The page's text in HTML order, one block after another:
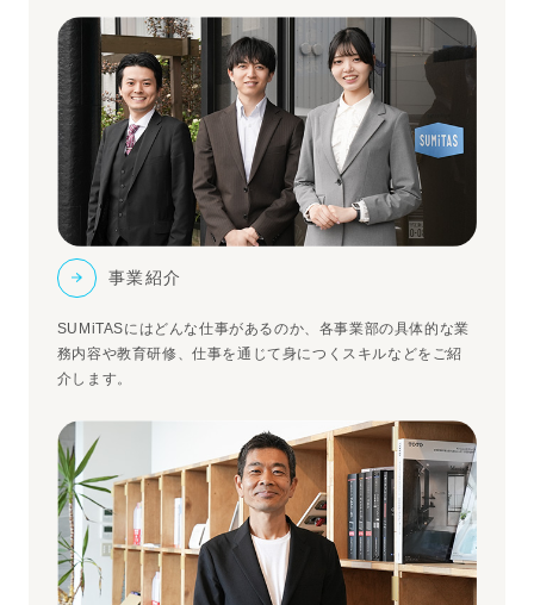
事業紹介
SUMiTASにはどんな仕事があるのか、各事業部の具体的な業
務内容や教育研修、仕事を通じて身につくスキルなどをご紹
介します。